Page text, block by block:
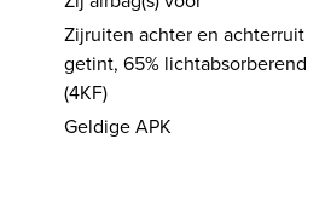
Zijruiten achter en achterruit
getint, 65% lichtabsorberend
(4KF)
Geldige APK